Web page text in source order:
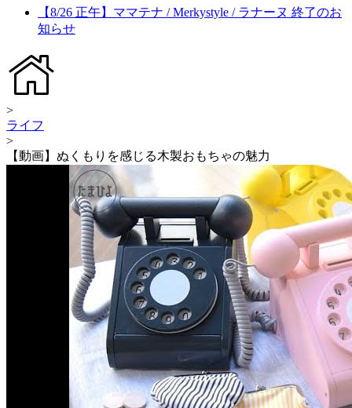
【8/26 正午】ママテナ / Merkystyle / ラナーヌ 終了のお
知らせ
>
ライフ
>
【動画】ぬくもりを感じる木製おもちゃの魅力